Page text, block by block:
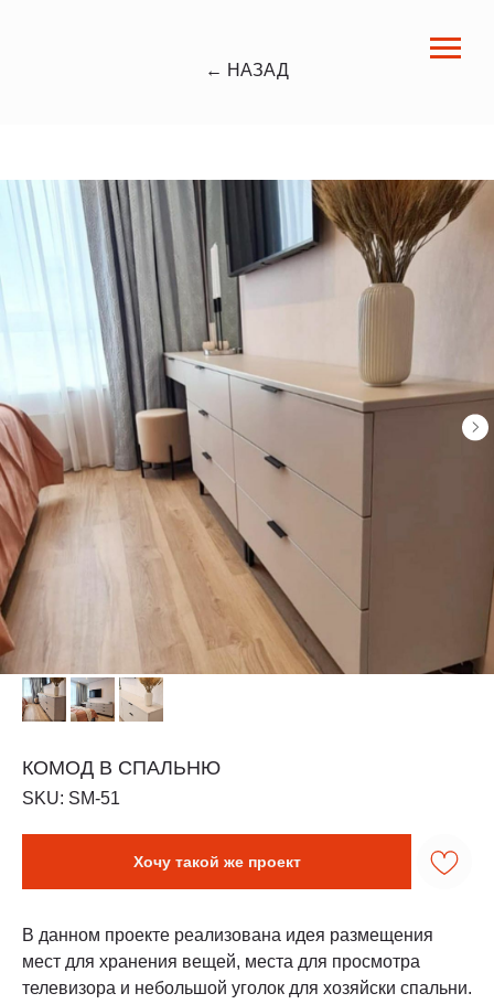
← НАЗАД
КОМОД В СПАЛЬНЮ
SKU: SM-51
Хочу такой же проект
В данном проекте реализована идея размещения
мест для хранения вещей, места для просмотра
телевизора и небольшой уголок для хозяйски спальни.